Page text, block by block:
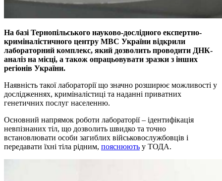
На базі Тернопільського науково-дослідного експертно-
криміналістичного центру МВС України відкрили
лабораторний комплекс, який дозволить проводити ДНК-
аналіз на місці, а також опрацьовувати зразки з інших
регіонів України.
Наявність такої лабораторії що значно розширює можливості у
дослідженнях, криміналістиці та наданні приватних
генетичних послуг населенню.
Основний напрямок роботи лабораторії – ідентифікація
невпізнаних тіл, що дозволить швидко та точно
встановлювати особи загиблих військовослужбовців і
передавати їхні тіла рідним, пояснюють у ТОДА.